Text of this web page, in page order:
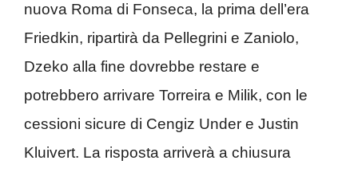
nuova Roma di Fonseca, la prima dell’era
Friedkin, ripartirà da Pellegrini e Zaniolo,
Dzeko alla fine dovrebbe restare e
potrebbero arrivare Torreira e Milik, con le
cessioni sicure di Cengiz Under e Justin
Kluivert. La risposta arriverà a chiusura